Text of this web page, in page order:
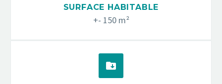
SURFACE HABITABLE
+- 150 m²

